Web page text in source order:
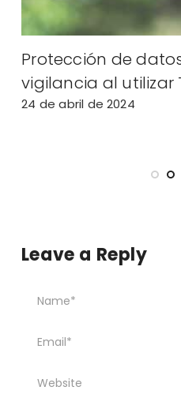
Protección de
vigilancia al utilizar
24 de abril de 2024
Leave a Reply